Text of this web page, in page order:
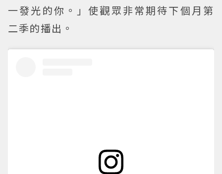
一發光的你。」使觀眾非常期待下個月第
二季的播出。